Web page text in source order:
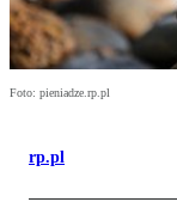
Foto: pieniadze.rp.pl
rp.pl